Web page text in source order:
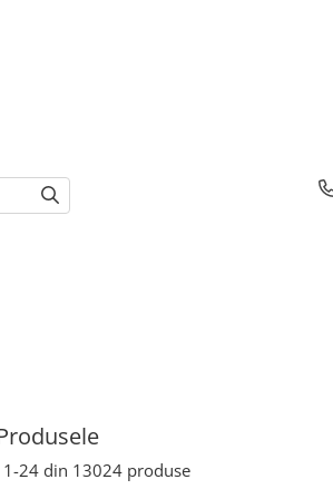
1-24 din 13024 produse